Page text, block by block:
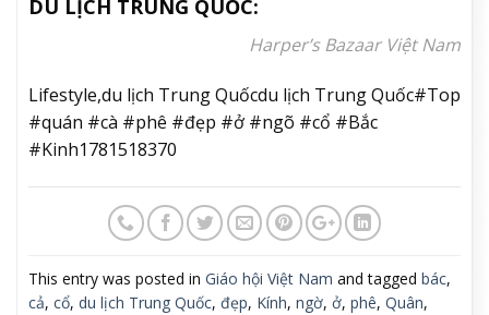
DU LỊCH TRUNG QUỐC:
Harper’s Bazaar Việt Nam
Lifestyle,du lịch Trung Quốcdu lịch Trung Quốc#Top
#quán #cà #phê #đẹp #ở #ngõ #cổ #Bắc
#Kinh1781518370
This entry was posted in Giáo hội Việt Nam and tagged bác,
cả, cổ, du lịch Trung Quốc, đẹp, Kính, ngờ, ở, phê, Quân,